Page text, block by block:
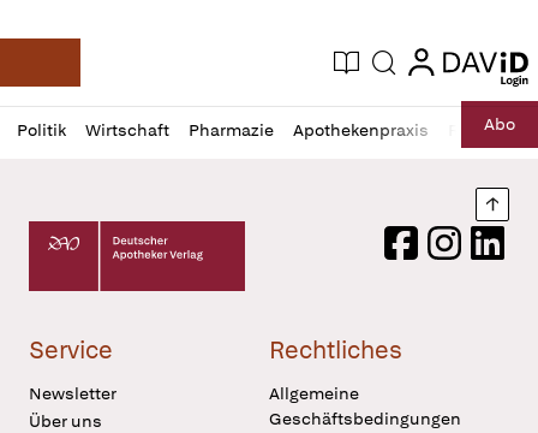
Deutsche Apotheker Zeitung
Aktuelle Ausgabe
Suche login
login
Politik Wirtschaft Pharmazie Apothekenpraxis RechtAbo
Profil
öffnen
Daz
Pur
Deutscher Apotheker Verlag Logo
FacebookInstagram
Service
Newsletter
Über uns
Rechtliches
Allgemeine
Geschäftsbedingungen